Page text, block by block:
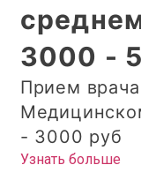
3000 -
Прием
- 3000 руб
Узнать больше